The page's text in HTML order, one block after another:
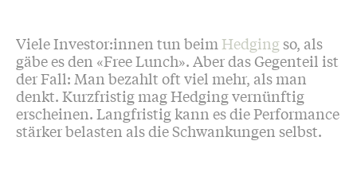
Viele Investor:innen tun beimHedgingso, als
gäbe es den «Free Lunch». Aber das Gegenteil ist
der Fall: Man bezahlt oft viel mehr, als man
denkt. Kurzfristig mag Hedging vernünftig
erscheinen. Langfristig kann es die Performance
stärker belasten als die Schwankungen selbst.